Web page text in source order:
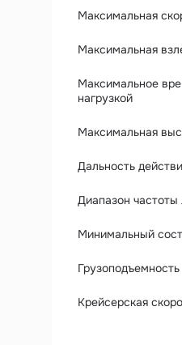
Максимальная
Максимальная
Максимальное
нагрузкой
Максимальная
Дальность
Диапазон частоты
Минимальный
Грузоподъемность
Крейсерская